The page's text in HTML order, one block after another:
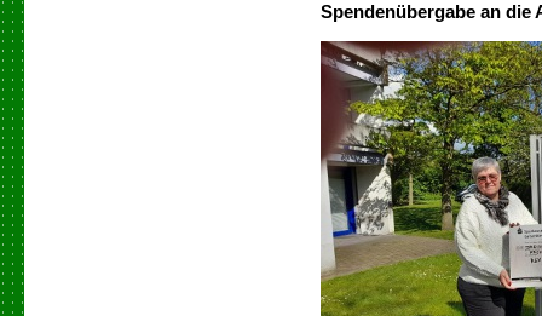
Spendenübergabe an die